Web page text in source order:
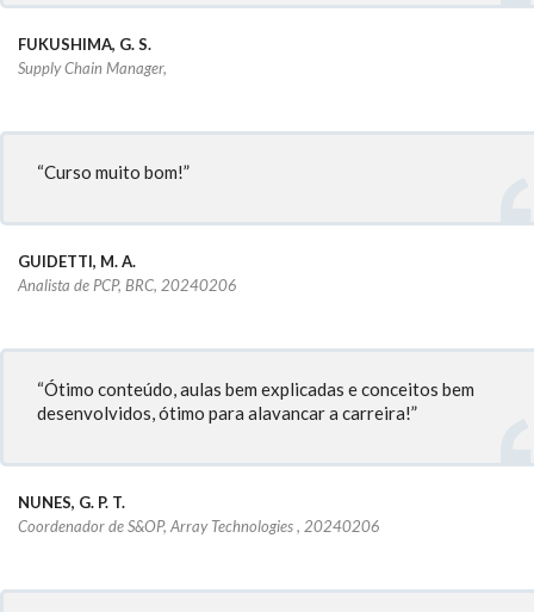
FUKUSHIMA, G. S.
Supply Chain Manager,
“Curso muito bom!”
GUIDETTI, M. A.
Analista de PCP, BRC, 20240206
“Ótimo conteúdo, aulas bem explicadas e conceitos bem
desenvolvidos, ótimo para alavancar a carreira!”
NUNES, G. P. T.
Coordenador de S&OP, Array Technologies , 20240206